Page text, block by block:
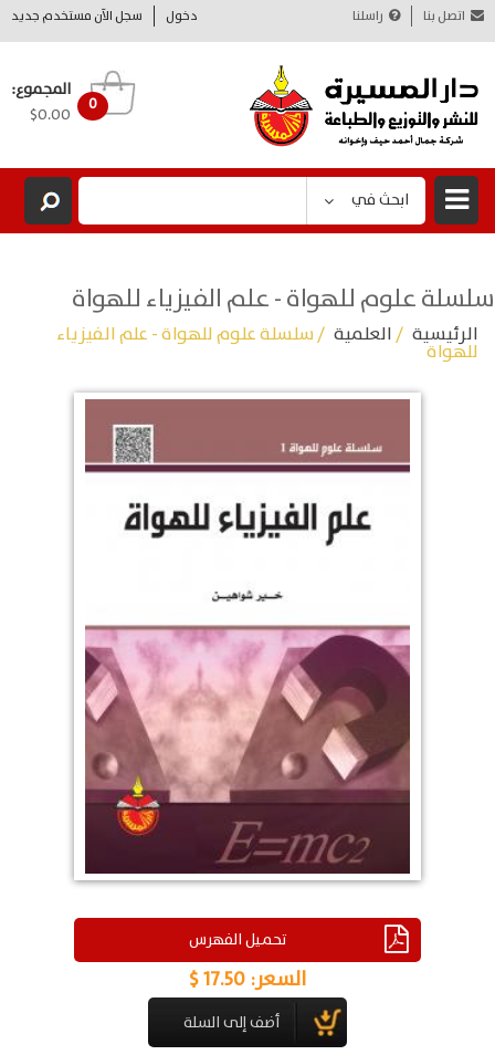
دخول سجل الآن مستخدم جديد اتصل بنا راسلنا
0
المجموع:
$0.00
ابحث في
سلسلة علوم للهواة - علم الفيزياء للهواة
الرئيسية /العلمية / سلسلة علوم للهواة - علم الفيزياء
للهواة
تحميل الفهرس
السعر: 17.50 $